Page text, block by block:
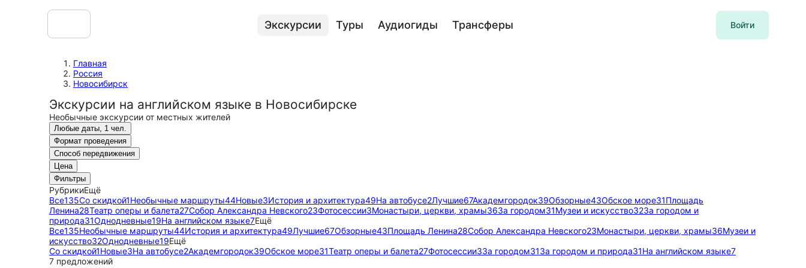
Экскурсии Туры Аудиогиды Трансферы Войти
Главная
Россия
Новосибирск
Экскурсии на английском языке в Новосибирске
Необычные экскурсии от местных жителей
Любые даты, 1 чел.
Формат проведения
Способ передвижения
Цена
Фильтры
РубрикиЕщё
Все135Со скидкой1Необычные маршруты44Новые3История и архитектура49На автобусе2Лучшие67Академгородок39Обзорные43Обское море31Площадь
Ленина28Театр оперы и балета27Собор Александра Невского23Фотосессии3Монастыри, церкви, храмы36За городом31Музеи и искусство32За городом и
природа31Однодневные19На английском языке7Ещё
Все135Необычные маршруты44История и архитектура49Лучшие67Обзорные43Площадь Ленина28Собор Александра Невского23Монастыри, церкви, храмы36Музеи и
искусство32Однодневные19Ещё
Со скидкой1Новые3На автобусе2Академгородок39Обское море31Театр оперы и балета27Фотосессии3За городом31За городом и природа31На английском языке7
7 предложений